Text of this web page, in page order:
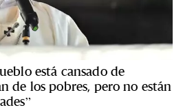
está cansado de
de los pobres, pero no están